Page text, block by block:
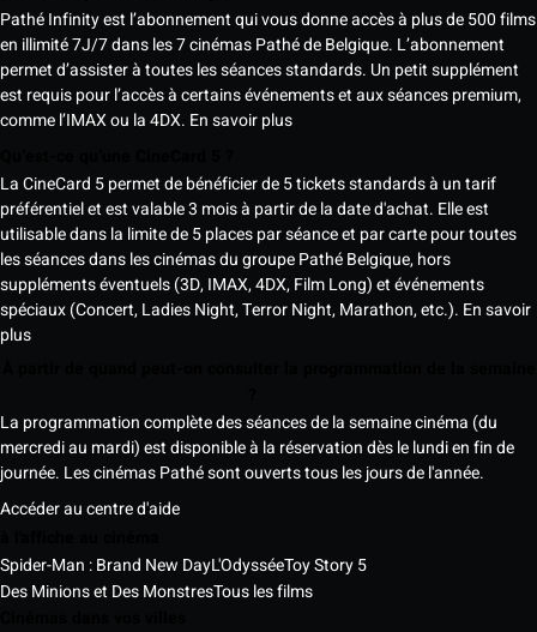
Pathé Infinity est l’abonnement qui vous donne accès à plus de 500 films
en illimité 7J/7 dans les 7 cinémas Pathé de Belgique. L’abonnement
permet d’assister à toutes les séances standards. Un petit supplément
est requis pour l’accès à certains événements et aux séances premium,
comme l’IMAX ou la 4DX. En savoir plus
La CineCard 5 permet de bénéficier de 5 tickets standards à un tarif
préférentiel et est valable 3 mois à partir de la date d'achat. Elle est
utilisable dans la limite de 5 places par séance et par carte pour toutes
les séances dans les cinémas du groupe Pathé Belgique, hors
suppléments éventuels (3D, IMAX, 4DX, Film Long) et événements
spéciaux (Concert, Ladies Night, Terror Night, Marathon, etc.). En savoir
plus
La programmation complète des séances de la semaine cinéma (du
mercredi au mardi) est disponible à la réservation dès le lundi en fin de
journée. Les cinémas Pathé sont ouverts tous les jours de l'année.
Accéder au centre d'aide
Spider-Man : Brand New DayL'OdysséeToy Story 5
Des Minions et Des MonstresTous les films